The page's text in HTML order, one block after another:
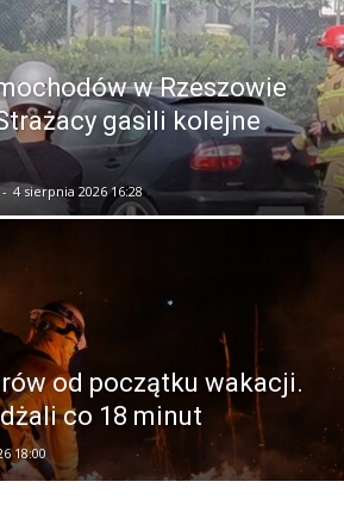
w Rzeszowie
gasili kolejne
- 4 sierpnia 2026 16:28
od początku wakacji.
co 18 minut
18:00